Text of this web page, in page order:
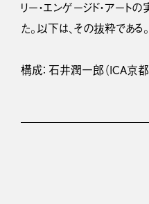
リー・エンゲージド・アー
た。以下は、その抜粋である。
構成： 石井潤一郎（ICA京都